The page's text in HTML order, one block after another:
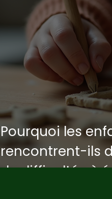
Pourquoi les
rencontrent-ils
de difficultés à